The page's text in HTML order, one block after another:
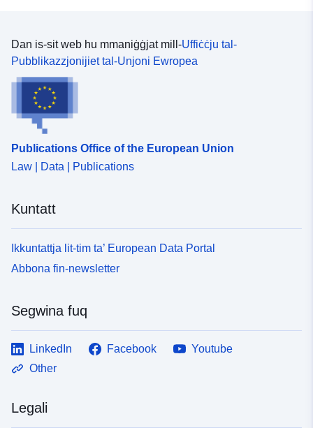
Dan is-sit web hu mmaniġġjat mill-Uffiċċju tal-
Pubblikazzjonijiet tal-Unjoni Ewropea
Publications Office of the European Union
Law | Data | Publications
Kuntatt
Ikkuntattja lit-tim ta’ European Data Portal
Abbona fin-newsletter
Segwina fuq
LinkedIn Facebook
Youtube
Other
Legali